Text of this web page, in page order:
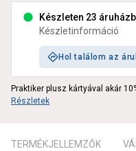
Készleten 23
Készletinformáció
Hol találom az
Praktiker plusz kártyával akár
Részletek
TERMÉKJELLEMZŐK